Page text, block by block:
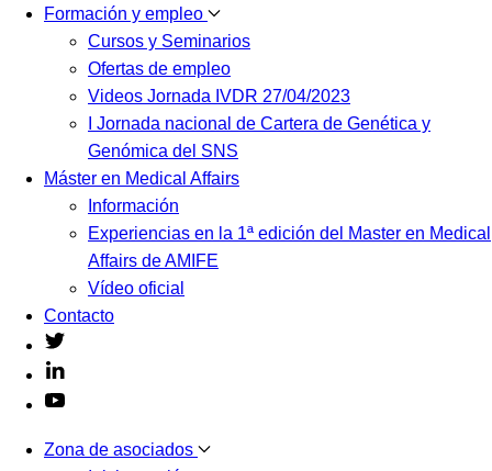
Formación y empleo
Cursos y Seminarios
Ofertas de empleo
Videos Jornada IVDR 27/04/2023
I Jornada nacional de Cartera de Genética y
Genómica del SNS
Máster en Medical Affairs
Información
Experiencias en la 1ª edición del Master en Medical
Affairs de AMIFE
Vídeo oficial
Contacto
Zona de asociados